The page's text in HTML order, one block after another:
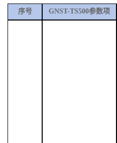
序号 GNST-TS500参数项